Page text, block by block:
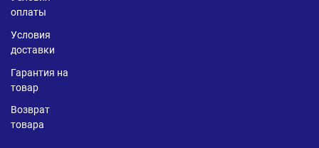
оплаты
Условия
доставки
Гарантия на
товар
Возврат
товара